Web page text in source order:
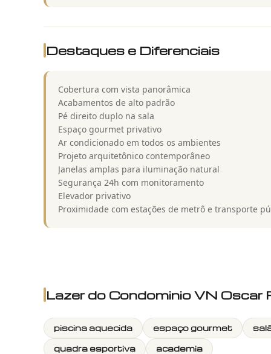
Destaques e Diferenciais
Cobertura com vista panorâmica
Acabamentos de alto padrão
Pé direito duplo na sala
Espaço gourmet privativo
Ar condicionado em todos os ambientes
Projeto arquitetônico contemporâneo
Janelas amplas para iluminação natural
Segurança 24h com monitoramento
Elevador privativo
Proximidade com estações de metrô e transporte
Lazer do Condominio VN Oscar
piscina aquecida espaço gourmet
quadra esportiva
academia